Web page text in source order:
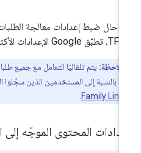
ملاحظة:يتم تلقائيًا التعامل مع جميع طلبات
Family Link
.
المحتوى الموجّه إلى